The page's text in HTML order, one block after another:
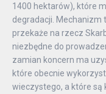
1400 hektarów), które
degradacji. Mechanizm
przekaże na rzecz
niezbędne do
zamian koncern ma
które obecnie
wieczystego, a które są